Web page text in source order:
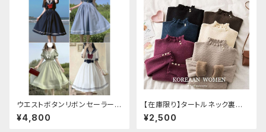
ウエストボタンリボンセーラーワ
ンピース
¥4,800
【在庫限り】タートルネック裏起
毛セーター
¥2,500